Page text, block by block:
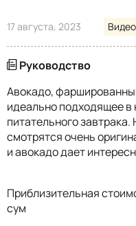
17 августа, 2023
Руководство
Авокадо,
идеально подходящее в
питательного
смотрятся очень
и авокадо дает
Приблизительная
сум